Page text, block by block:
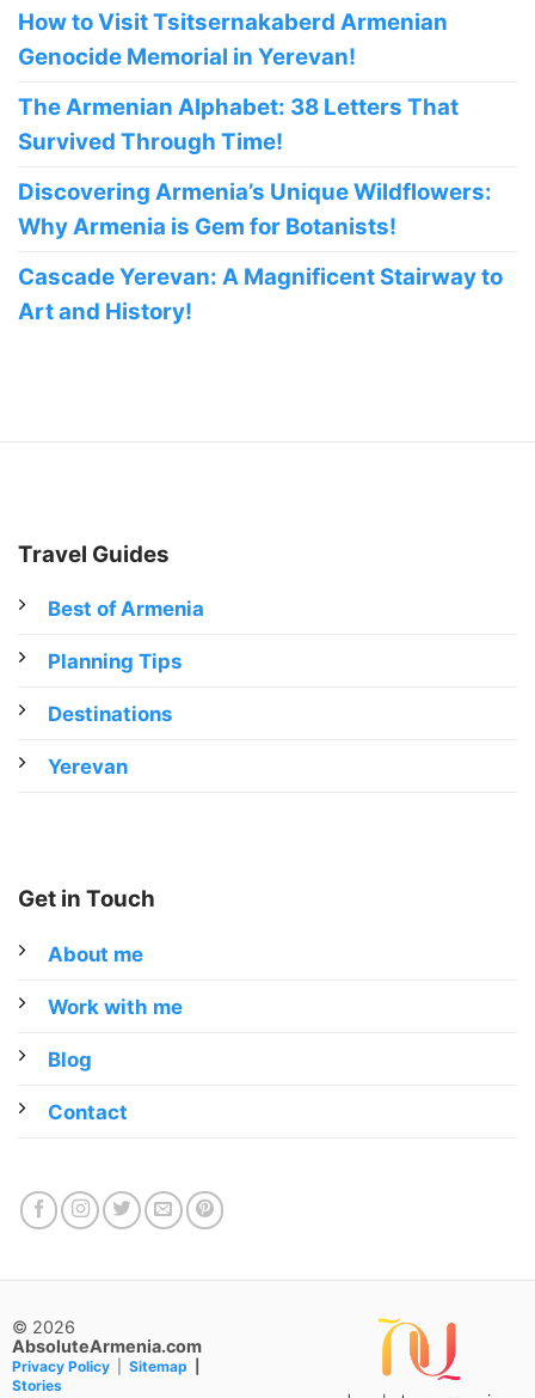
How to Visit Tsitsernakaberd Armenian
Genocide Memorial in Yerevan!
The Armenian Alphabet: 38 Letters That
Survived Through Time!
Discovering Armenia’s Unique Wildflowers:
Why Armenia is Gem for Botanists!
Cascade Yerevan: A Magnificent Stairway to
Art and History!
Travel Guides
Best of Armenia
Planning Tips
Destinations
Yerevan
Get in Touch
About me
Work with me
Blog
Contact
© 2026
AbsoluteArmenia.com
Privacy Policy| Sitemap
Stories